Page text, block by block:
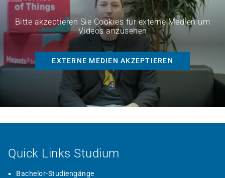
Bitte akzeptieren Sie Cookies für externe Medien um
Videos anzusehen
EXTERNE MEDIEN AKZEPTIEREN
Quick Links Studium
Bachelor-Studiengänge